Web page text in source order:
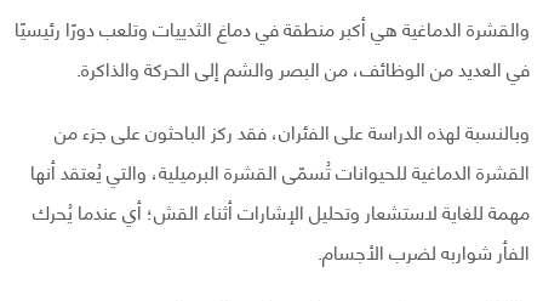
والقشرة الدماغية هي أكبر منطقة في دماغ الثدييات وتلعب دورًا رئيسيًا
في العديد من الوظائف، من البصر والشم إلى الحركة والذاكرة.
وبالنسبة لهذه الدراسة على الفئران، فقد ركز الباحثون على جزء من
القشرة الدماغية للحيوانات تُسمّى القشرة البرميلية، والتي يُعتقد أنها
مهمة للغاية لاستشعار وتحليل الإشارات أثناء القش؛ أي عندما يُحرك
الفأر شواربه لضرب الأجسام.